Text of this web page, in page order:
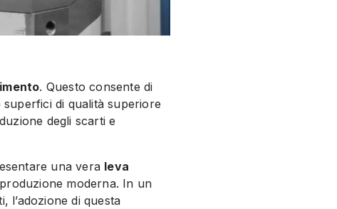
. Questo consente di
di qualità superiore
degli scarti e
una vera leva
moderna. In un
l’adozione di questa